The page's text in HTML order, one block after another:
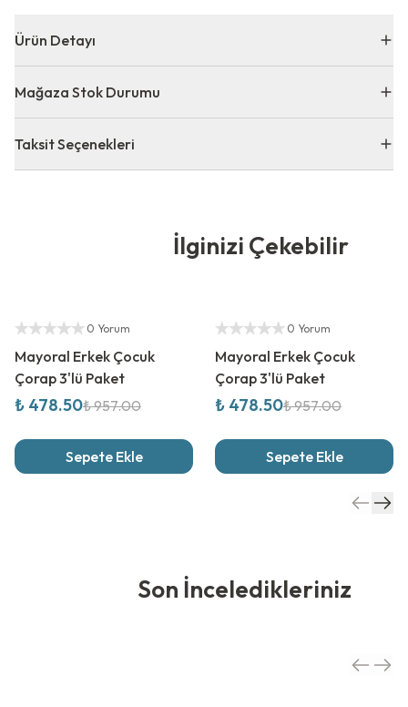
Ürün Detayı
Mağaza Stok Durumu
Taksit Seçenekleri
İlginizi Çekebilir
Yetkili Satıcı
0 Yorum
Mayoral Erkek Çocuk
Çorap 3'lü Paket
₺ 478.50₺ 957.00
Sepete Ekle
Yetkili Satıcı
0 Yorum
Mayoral Erkek Çocuk
Çorap 3'lü Paket
₺ 478.50₺ 957.00
Sepete Ekle
Son İnceledikleriniz